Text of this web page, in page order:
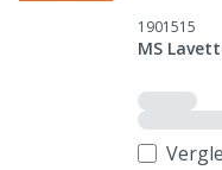
1901515
MS